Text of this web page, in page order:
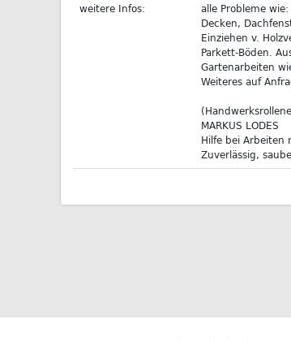
weitere Infos:
alle Probleme
Decken,
Einziehen v.
Parkett-Böden.
Gartenarbeiten
Weiteres auf
MARKUS LODES
Hilfe bei Arbeiten
Zuverlässig,